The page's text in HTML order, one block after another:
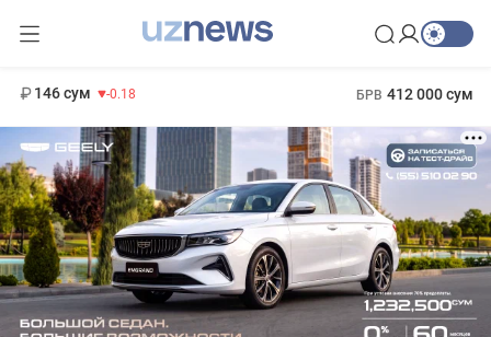
146 сум -0.18 БРВ 412 000 сум